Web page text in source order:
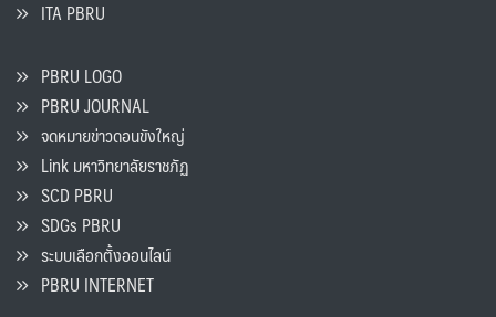
ITA PBRU
PBRU LOGO
PBRU JOURNAL
จดหมายข่าวดอนขังใหญ่
Link มหาวิทยาลัยราชภัฏ
SCD PBRU
SDGs PBRU
ระบบเลือกตั้งออนไลน์
PBRU INTERNET